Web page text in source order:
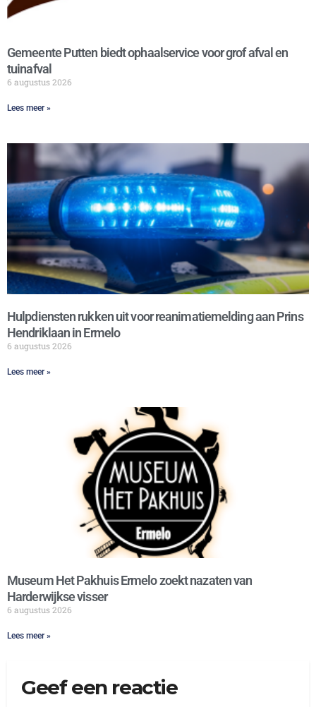
Gemeente Putten biedt ophaalservice voor grof afval en
tuinafval
6 augustus 2026
Lees meer »
Hulpdiensten rukken uit voor reanimatiemelding aan Prins
Hendriklaan in Ermelo
6 augustus 2026
Lees meer »
Museum Het Pakhuis Ermelo zoekt nazaten van
Harderwijkse visser
6 augustus 2026
Lees meer »
Geef een reactie